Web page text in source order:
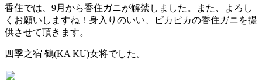
香住では、9月から香住ガニが解禁しました。また、よろし
くお願いしますね！身入りのいい、ピカピカの香住ガニを提
供させて頂きます。
四季之宿 鶴(KA KU)女将でした。